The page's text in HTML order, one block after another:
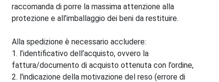
raccomanda di porre la massima attenzione alla
protezione e all’imballaggio dei beni da restituire.
Alla spedizione è necessario accludere:
1. l’identificativo dell’acquisto, ovvero la
fattura/documento di acquisto ottenuta con l’ordine,
2. l'indicazione della motivazione del reso (errore di